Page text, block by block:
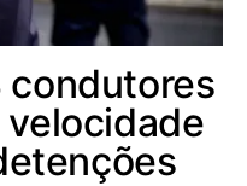
condutores